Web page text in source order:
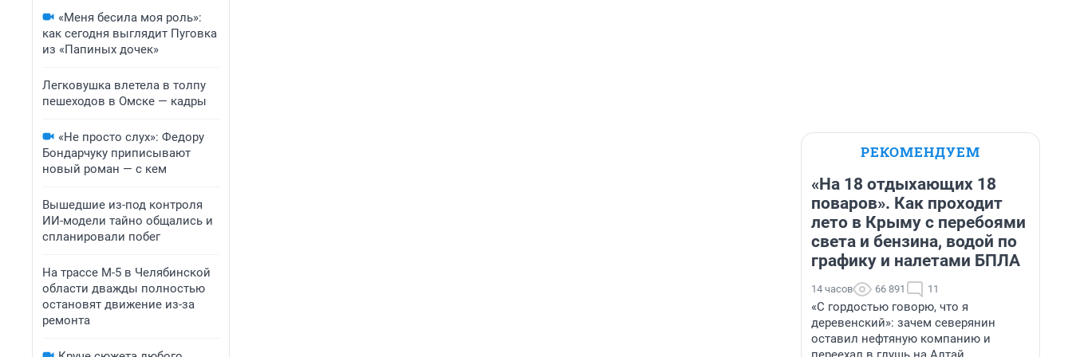
«Меня бесила моя роль»:
как сегодня выглядит Пуговка
из «Папиных дочек»
Легковушка влетела в толпу
пешеходов в Омске — кадры
«Не просто слух»: Федору
Бондарчуку приписывают
новый роман — с кем
Вышедшие из-под контроля
ИИ-модели тайно общались и
спланировали побег
На трассе М-5 в Челябинской
области дважды полностью
остановят движение из-за
ремонта
РЕКОМЕНДУЕМ
«На 18 отдыхающих 18
поваров». Как проходит
лето в Крыму с перебоями
света и бензина, водой по
графику и налетами БПЛА
14 часов 66 891 11
«С гордостью говорю, что я
деревенский»: зачем северянин
оставил нефтяную компанию и